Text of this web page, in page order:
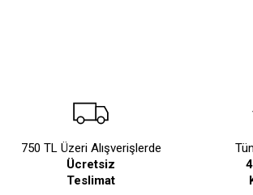
750 TL Üzeri Alışverişlerde
Ücretsiz
Teslimat